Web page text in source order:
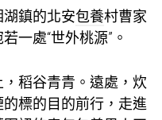
鎮的北安包養村曹家
一處“世外桃源”。
稻谷青青。遠處，炊
標的目的前行，走進